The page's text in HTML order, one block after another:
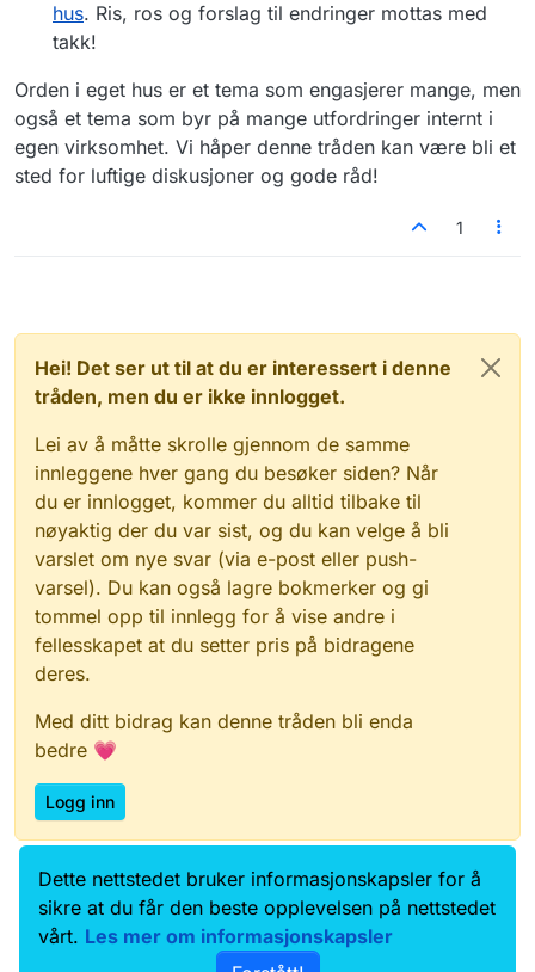
hus. Ris, ros og forslag til endringer mottas med
takk!
Orden i eget hus er et tema som engasjerer mange, men
også et tema som byr på mange utfordringer internt i
egen virksomhet. Vi håper denne tråden kan være bli et
sted for luftige diskusjoner og gode råd!
1
Hei! Det ser ut til at du er interessert i denne
tråden, men du er ikke innlogget.
Lei av å måtte skrolle gjennom de samme
innleggene hver gang du besøker siden? Når
du er innlogget, kommer du alltid tilbake til
nøyaktig der du var sist, og du kan velge å bli
varslet om nye svar (via e-post eller push-
varsel). Du kan også lagre bokmerker og gi
tommel opp til innlegg for å vise andre i
fellesskapet at du setter pris på bidragene
deres.
Med ditt bidrag kan denne tråden bli enda
bedre 💗
Logg inn
Data.norge.no
Kontakt oss
Samtykke og brukervilkår
Tilgjengelighetserklæring
Dette nettstedet bruker informasjonskapsler for å
sikre at du får den beste opplevelsen på nettstedet
vårt. Les mer om informasjonskapsler